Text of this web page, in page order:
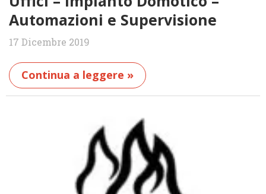
Automazioni e Supervisione
17 Dicembre 2019
Continua a leggere »